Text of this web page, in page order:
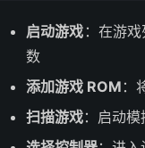
启动游戏 ：在游
数
添加游戏 ROM ：
扫描游戏：启动